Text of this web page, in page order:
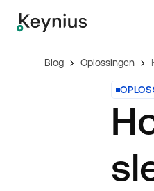
Blog Oplossingen